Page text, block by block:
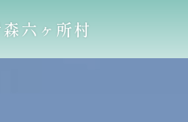
六ヶ所村